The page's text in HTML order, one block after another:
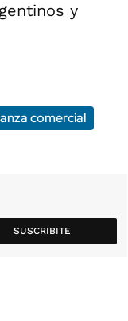
y
comercial
SUSCRIBITE